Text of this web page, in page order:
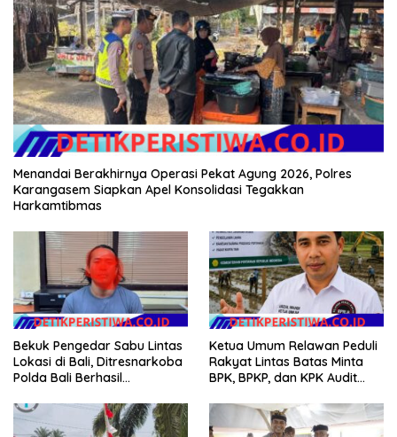
Menandai Berakhirnya Operasi Pekat Agung 2026, Polres
Karangasem Siapkan Apel Konsolidasi Tegakkan
Harkamtibmas
Bekuk Pengedar Sabu Lintas
Lokasi di Bali, Ditresnarkoba
Polda Bali Berhasil
Seberat 123 Gram Lebih
Ketua Umum Relawan Peduli
Rakyat Lintas Batas Minta
BPK, BPKP, dan KPK Audit
Kementan Pascabanjir di
Aceh